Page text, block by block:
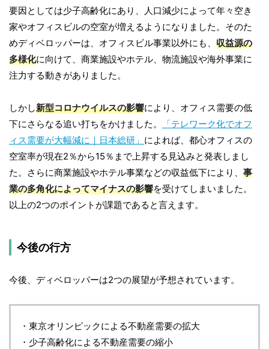
要因としては少子高齢化にあり、人口減少によって年々空き
家やオフィスビルの空室が増えるようになりました。そのた
めディベロッパーは、オフィスビル事業以外にも、 収益源の
多様化に向けて、商業施設やホテル、物流施設や海外事業に
注力する動きがありました。
しかし新型コロナウイルスの影響により、オフィス需要の低
下にさらなる追い打ちをかけました。
「テレワーク化でオフ
ィス需要が大幅減に｜日本総研」 によれば、都心オフィスの
空室率が現在2％から15％まで上昇する見込みと発表しまし
た。さらに商業施設やホテル事業などの収益低下により、 事
業の多角化によってマイナスの影響を受けてしまいました。
以上の2つのポイントが課題であると言えます。
今後の行方
今後、ディベロッパーは2つの展望が予想されています。
・東京オリンピックによる不動産需要の拡大
・少子高齢化による不動産需要の縮小